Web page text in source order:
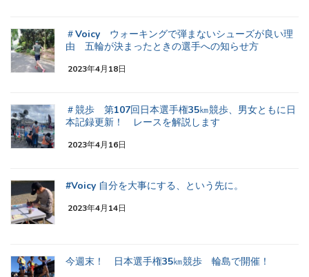
＃Voicy ウォーキングで弾まないシューズが良い理
由 五輪が決まったときの選手への知らせ方
2023年4月18日
＃競歩 第107回日本選手権35㎞競歩、男女ともに日
本記録更新！ レースを解説します
2023年4月16日
#Voicy 自分を大事にする、という先に。
2023年4月14日
今週末！ 日本選手権35㎞競歩 輪島で開催！